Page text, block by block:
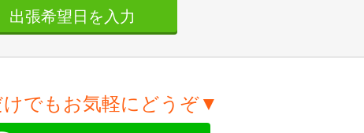
出張希望日を入力
でもお気軽にどうぞ▼